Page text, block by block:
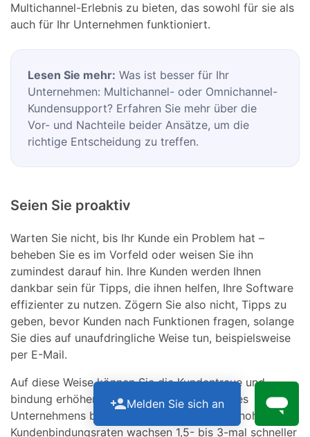
Multichannel-Erlebnis zu bieten, das sowohl für sie als
auch für Ihr Unternehmen funktioniert.
Lesen Sie mehr: Was ist besser für Ihr
Unternehmen: Multichannel- oder Omnichannel-
Kundensupport? Erfahren Sie mehr über die
Vor- und Nachteile beider Ansätze, um die
richtige Entscheidung zu treffen.
Seien Sie proaktiv
Warten Sie nicht, bis Ihr Kunde ein Problem hat –
beheben Sie es im Vorfeld oder weisen Sie ihn
zumindest darauf hin. Ihre Kunden werden Ihnen
dankbar sein für Tipps, die ihnen helfen, Ihre Software
effizienter zu nutzen. Zögern Sie also nicht, Tipps zu
geben, bevor Kunden nach Funktionen fragen, solange
Sie dies auf unaufdringliche Weise tun, beispielsweise
per E-Mail.
Auf diese Weise können Sie die Kundentreue und -
bindung erhöhen und so zum Wachstum Ihres
Unternehmens beitragen: Unternehmen mit hohen
Kundenbindungsraten wachsen 1,5- bis 3-mal schneller
Melden Sie sich an